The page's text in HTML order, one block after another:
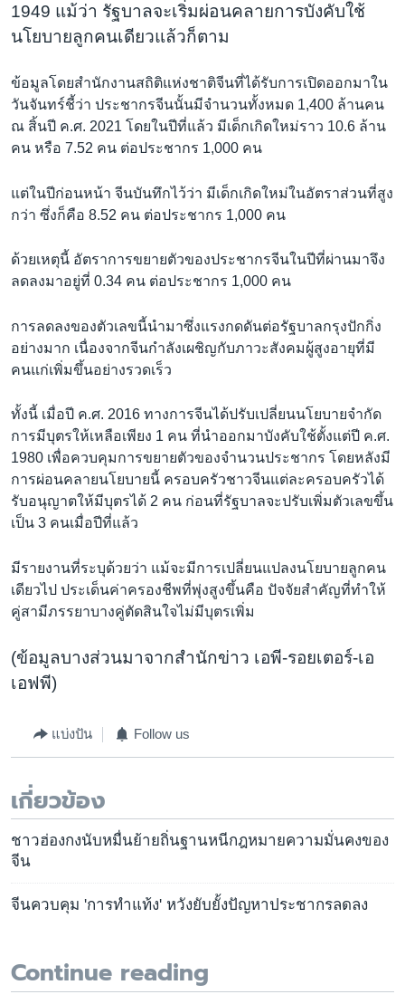
1949 แม้ว่า รัฐบาลจะเริ่มผ่อนคลายการบังคับใช้
นโยบายลูกคนเดียวแล้วก็ตาม
ข้อมูลโดยสำนักงานสถิติแห่งชาติจีนที่ได้รับการเปิดออกมาใน
วันจันทร์ชี้ว่า ประชากรจีนนั้นมีจำนวนทั้งหมด 1,400 ล้านคน
ณ สิ้นปี ค.ศ. 2021 โดยในปีที่แล้ว มีเด็กเกิดใหม่ราว 10.6 ล้าน
คน หรือ 7.52 คน ต่อประชากร 1,000 คน
แต่ในปีก่อนหน้า จีนบันทึกไว้ว่า มีเด็กเกิดใหม่ในอัตราส่วนที่สูง
กว่า ซึ่งก็คือ 8.52 คน ต่อประชากร 1,000 คน
ด้วยเหตุนี้ อัตราการขยายตัวของประชากรจีนในปีที่ผ่านมาจึง
ลดลงมาอยู่ที่ 0.34 คน ต่อประชากร 1,000 คน
การลดลงของตัวเลขนี้นำมาซึ่งแรงกดดันต่อรัฐบาลกรุงปักกิ่ง
อย่างมาก เนื่องจากจีนกำลังเผชิญกับภาวะสังคมผู้สูงอายุที่มี
คนแก่เพิ่มขึ้นอย่างรวดเร็ว
ทั้งนี้ เมื่อปี ค.ศ. 2016 ทางการจีนได้ปรับเปลี่ยนนโยบายจำกัด
การมีบุตรให้เหลือเพียง 1 คน ที่นำออกมาบังคับใช้ตั้งแต่ปี ค.ศ.
1980 เพื่อควบคุมการขยายตัวของจำนวนประชากร โดยหลังมี
การผ่อนคลายนโยบายนี้ ครอบครัวชาวจีนแต่ละครอบครัวได้
รับอนุญาตให้มีบุตรได้ 2 คน ก่อนที่รัฐบาลจะปรับเพิ่มตัวเลขขึ้น
เป็น 3 คนเมื่อปีที่แล้ว
มีรายงานที่ระบุด้วยว่า แม้จะมีการเปลี่ยนแปลงนโยบายลูกคน
เดียวไป ประเด็นค่าครองชีพที่พุ่งสูงขึ้นคือ ปัจจัยสำคัญที่ทำให้
คู่สามีภรรยาบางคู่ตัดสินใจไม่มีบุตรเพิ่ม
(ข้อมูลบางส่วนมาจากสำนักข่าว เอพี-รอยเตอร์-เอ
เอฟพี)
แบ่งปัน Follow us
เกี่ยวข้อง
ชาวฮ่องกงนับหมื่นย้ายถิ่นฐานหนีกฎหมายความมั่นคงของ
จีน
จีนควบคุม 'การทำแท้ง' หวังยับยั้งปัญหาประชากรลดลง
Continue reading